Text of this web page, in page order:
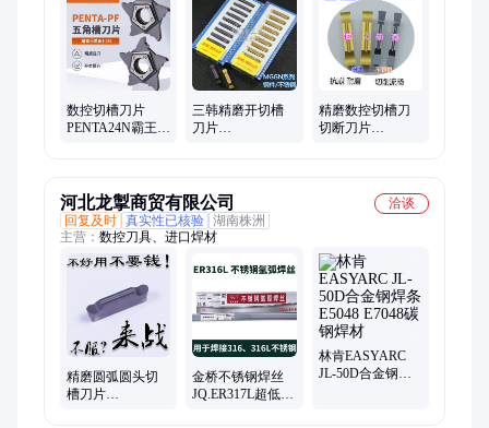
枪头、直柄枪头、割炬枪线、自动端子机、静音端子机、电动端
子机、塑料钢丝绳、加长割枪头、养殖农用拉绳、多功能压银
机、多功能压线机、电极喷嘴割咀、膜线压膜大棚、水冷暖水空
调
数控切槽刀片
PENTA24N霸王刀
三韩精磨开切槽
刀片
精磨数控切槽刀
切断刀片
河北龙掣商贸有限公司
洽谈
回复及时 真实性已核验 湖南株洲
主营： 数控刀具、进口焊材
精磨圆弧圆头切
槽刀片
金桥不锈钢焊丝
JQ.ER317L超低C-
林肯EASYARC
JL-50D合金钢焊